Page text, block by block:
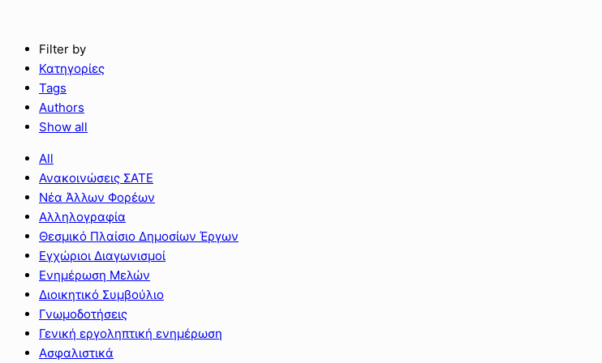
Filter by
Κατηγορίες
Tags
Authors
Show all
All
Ανακοινώσεις ΣΑΤΕ
Νέα Άλλων Φορέων
Αλληλογραφία
Θεσμικό Πλαίσιο Δημοσίων Έργων
Εγχώριοι Διαγωνισμοί
Ενημέρωση Μελών
Διοικητικό Συμβούλιο
Γνωμοδοτήσεις
Γενική εργοληπτική ενημέρωση
Ασφαλιστικά